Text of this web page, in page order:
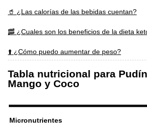
🥤 ¿Las calorías de las bebidas cuentan?
🥓 ¿Cuales son los beneficios de la dieta
⬆️ ¿Cómo puedo aumentar de peso?
Tabla nutricional para
Mango y Coco
Micronutrientes